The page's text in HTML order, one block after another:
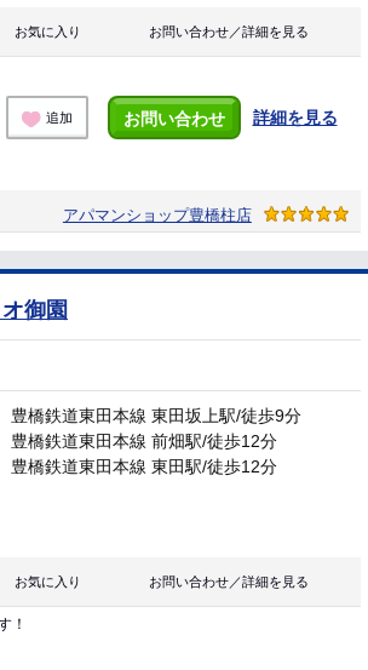
お気に入り お問い合わせ／詳細を見る
追加 お問い合わせ 詳細を見る
アパマンショップ豊橋柱店
御園
豊橋鉄道東田本線 東田坂上駅/徒歩9分
豊橋鉄道東田本線 前畑駅/徒歩12分
豊橋鉄道東田本線 東田駅/徒歩12分
お気に入り お問い合わせ／詳細を見る
！